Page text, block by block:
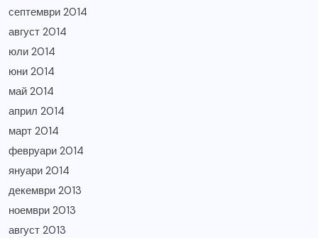
септември 2014
август 2014
юли 2014
юни 2014
май 2014
април 2014
март 2014
февруари 2014
януари 2014
декември 2013
ноември 2013
август 2013